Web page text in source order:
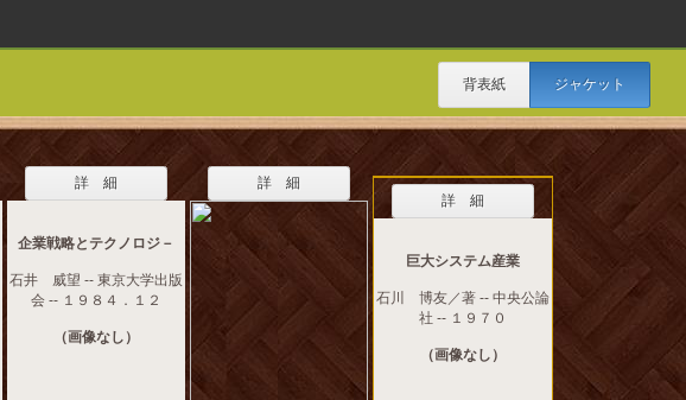
背表紙 ジャケット
詳 細
企業戦略とテクノロジ－
石井 威望 -- 東京大学出版
会 -- １９８４．１２
（画像なし）
詳 細
詳 細
巨大システム産業
石川 博友／著 -- 中央公論
社 -- １９７０
（画像なし）